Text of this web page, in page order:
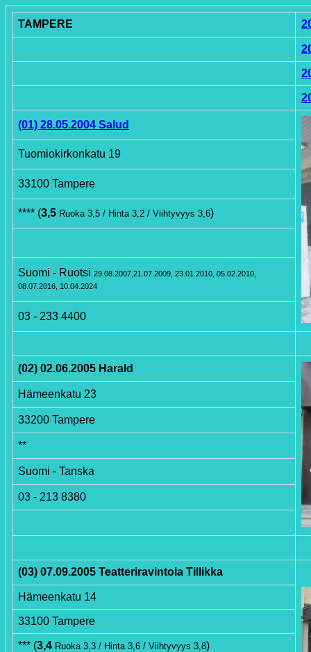
TAMPERE
(01) 28.05.2004 Salud
Tuomiokirkonkatu 19
33100 Tampere
**** (3,5 Ruoka 3,5 / Hinta 3,2 / Viihtyvyys 3,6)
Suomi - Ruotsi 29.08.2007,21.07.2009, 23.01.2010, 05.02.2010,
08.07.2016, 10.04.2024
03 - 233 4400
(02) 02.06.2005 Harald
Hämeenkatu 23
33200 Tampere
**
Suomi - Tanska
03 - 213 8380
(03) 07.09.2005 Teatteriravintola Tillikka
Hämeenkatu 14
33100 Tampere
*** (3,4 Ruoka 3,3 / Hinta 3,6 / Viihtyvyys 3,8)